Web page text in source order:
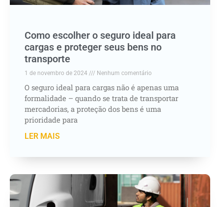
Como escolher o seguro ideal para
cargas e proteger seus bens no
transporte
1 de novembro de 2024 Nenhum comentário
O seguro ideal para cargas não é apenas uma
formalidade – quando se trata de transportar
mercadorias, a proteção dos bens é uma
prioridade para
LER MAIS